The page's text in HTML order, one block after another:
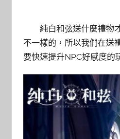
純白和弦送什麼禮物
不一樣的，所以我們在送
要快速提升NPC好感度的